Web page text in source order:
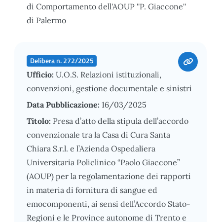
di Comportamento dell'AOUP ''P. Giaccone''
di Palermo
Delibera n. 272/2025
Ufficio: U.O.S. Relazioni istituzionali,
convenzioni, gestione documentale e sinistri
Data Pubblicazione: 16/03/2025
Titolo: Presa d’atto della stipula dell’accordo
convenzionale tra la Casa di Cura Santa
Chiara S.r.l. e l’Azienda Ospedaliera
Universitaria Policlinico “Paolo Giaccone”
(AOUP) per la regolamentazione dei rapporti
in materia di fornitura di sangue ed
emocomponenti, ai sensi dell’Accordo Stato-
Regioni e le Province autonome di Trento e